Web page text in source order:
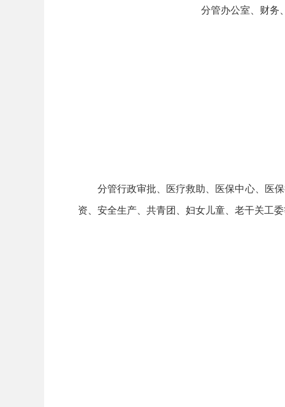
分管办公室、财务
分管行政审批、医疗救助、医保中心、医保
资、安全生产、共青团、妇女儿童、老干关工委